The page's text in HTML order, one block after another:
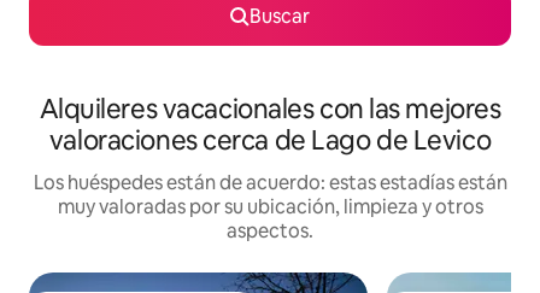
Buscar
Alquileres vacacionales con las mejores
valoraciones cerca de Lago de Levico
Los huéspedes están de acuerdo: estas estadías están
muy valoradas por su ubicación, limpieza y otros
aspectos.